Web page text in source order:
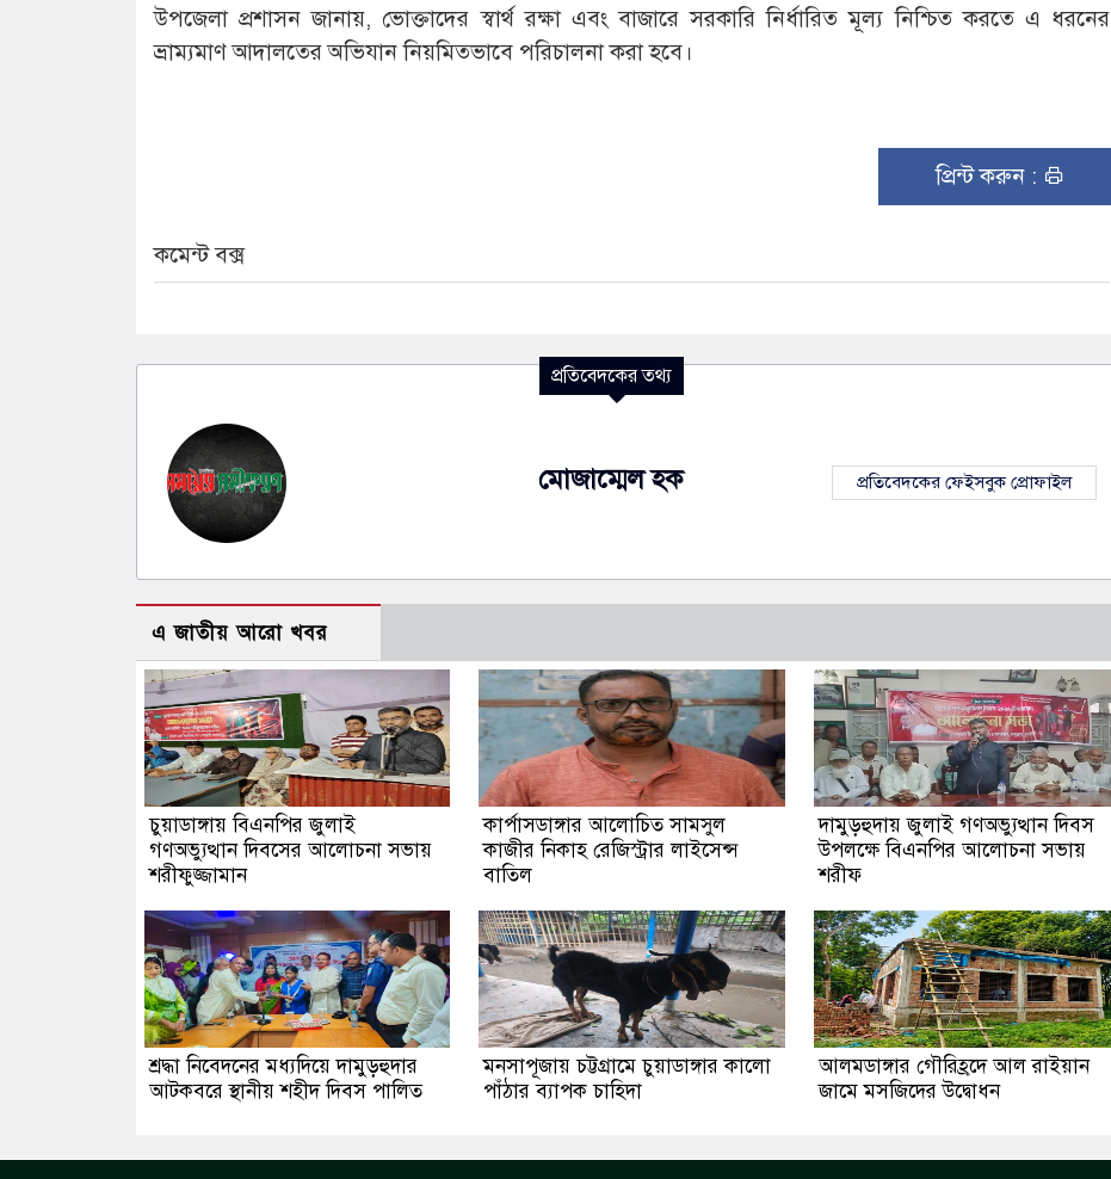
উপজেলা প্রশাসন জানায়, ভোক্তাদের স্বার্থ রক্ষা এবং বাজারে সরকারি নির্ধারিত মূল্য নিশ্চিত করতে এ ধরনের
ভ্রাম্যমাণ আদালতের অভিযান নিয়মিতভাবে পরিচালনা করা হবে।
প্রিন্ট করুন :
কমেন্ট বক্স
প্রতিবেদকের তথ্য
মোজাম্মেল হক প্রতিবেদকের ফেইসবুক প্রোফাইল
এ জাতীয় আরো খবর
চুয়াডাঙ্গায় বিএনপির জুলাই
গণঅভ্যুত্থান দিবসের আলোচনা সভায়
শরীফুজ্জামান
কার্পাসডাঙ্গার আলোচিত সামসুল
কাজীর নিকাহ রেজিস্ট্রার লাইসেন্স
বাতিল
দামুড়হুদায় জুলাই গণঅভ্যুত্থান দিবস
উপলক্ষে বিএনপির আলোচনা সভায়
শরীফ
শ্রদ্ধা নিবেদনের মধ্যদিয়ে দামুড়হুদার
আটকবরে স্থানীয় শহীদ দিবস পালিত
মনসাপূজায় চট্টগ্রামে চুয়াডাঙ্গার কালো
পাঁঠার ব্যাপক চাহিদা
আলমডাঙ্গার গৌরিহ্রদে আল রাইয়ান
জামে মসজিদের উদ্বোধন